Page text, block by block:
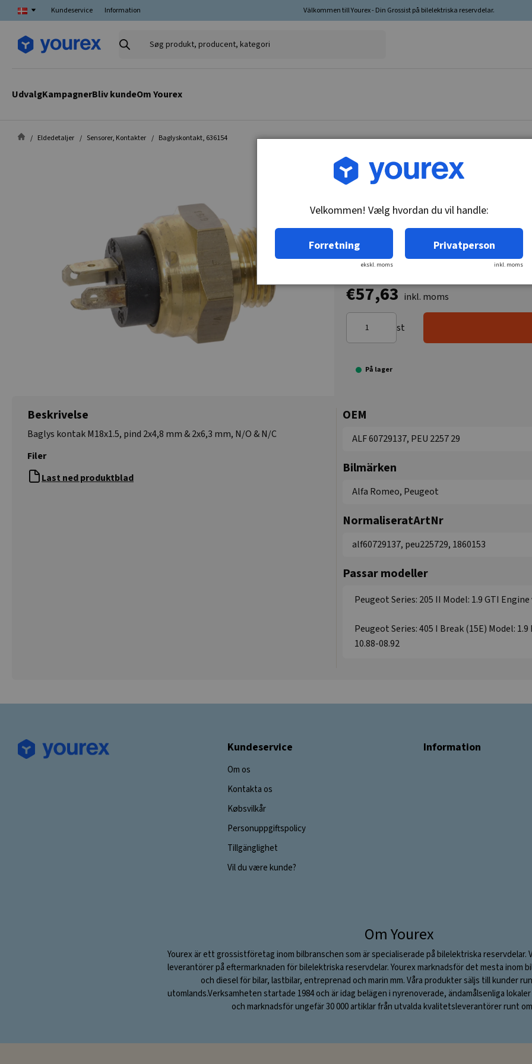
Kundeservice Information Välkommen till Yourex - Din Grossist på bilelektriska reservdelar.
Søg
UdvalgKampagnerBliv kundeOm Yourex
Eldedetaljer Sensorer, Kontakter Baglyskontakt, 636154
Vare nr.: 1860153
M18x1.5, gløderør 2x4.8mm & 2x6.3mm,
€57,63 inkl. moms
st
På lager
Beskrivelse
Baglys kontak M18x1.5, pind 2x4,8 mm & 2x6,3 mm, N/O & N/C
Filer
Last ned produktblad
OEM
ALF 60729137, PEU 2257 29
Bilmärken
Alfa Romeo, Peugeot
NormaliseratArtNr
alf60729137, peu225729, 1860153
Passar modeller
Peugeot Series: 205 II Model: 1.9 GTI
Peugeot Series: 405 I Break (15E) Model:
10.88-08.92
Kundeservice
Om os
Kontakta os
Købsvilkår
Personuppgiftspolicy
Tillgänglighet
Vil du være kunde?
Information
Om Yourex
Yourex är ett grossistföretag inom bilbranschen som är specialiserade på bilelektriska reservdelar.
leverantörer på eftermarknaden för bilelektriska reservdelar. Yourex marknadsför det mesta inom
och diesel för bilar, lastbilar, entreprenad och marin mm. Våra produkter säljs till kunder
utomlands.Verksamheten startade 1984 och är idag belägen i nyrenoverade, ändamålsenliga lokaler
och marknadsför ungefär 30 000 artiklar från utvalda kvalitetsleverantörer runt
Velkommen! Vælg hvordan du vil handle:
Forretning
ekskl. moms
Privatperson
inkl. moms